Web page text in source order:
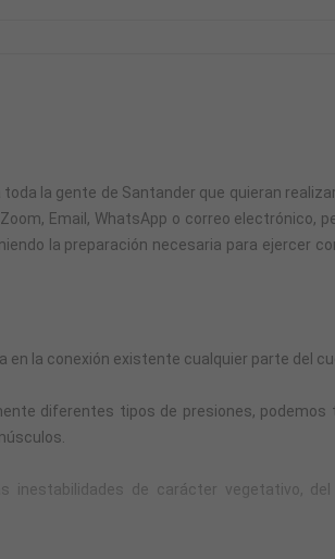
toda la gente de Santander que quieran
Email, WhatsApp o correo
la preparación necesaria para ejercer
en la conexión existente cualquier parte del
diferentes tipos de presiones,
inestabilidades de carácter vegetativo,